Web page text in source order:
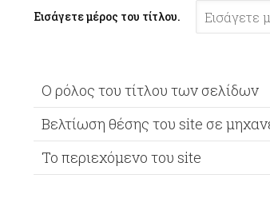
Εισάγετε μέρος του τίτλου.
Ο ρόλος του τίτλου των σελίδων
Bελτίωση θέσης του site σε
Το περιεχόμενο του site